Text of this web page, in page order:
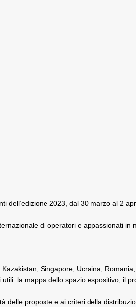
dell’edizione 2023, dal 30 marzo al 2
di operatori e appassionati in
Singapore, Ucraina,
la mappa dello spazio espositivo, il
delle proposte e ai criteri della